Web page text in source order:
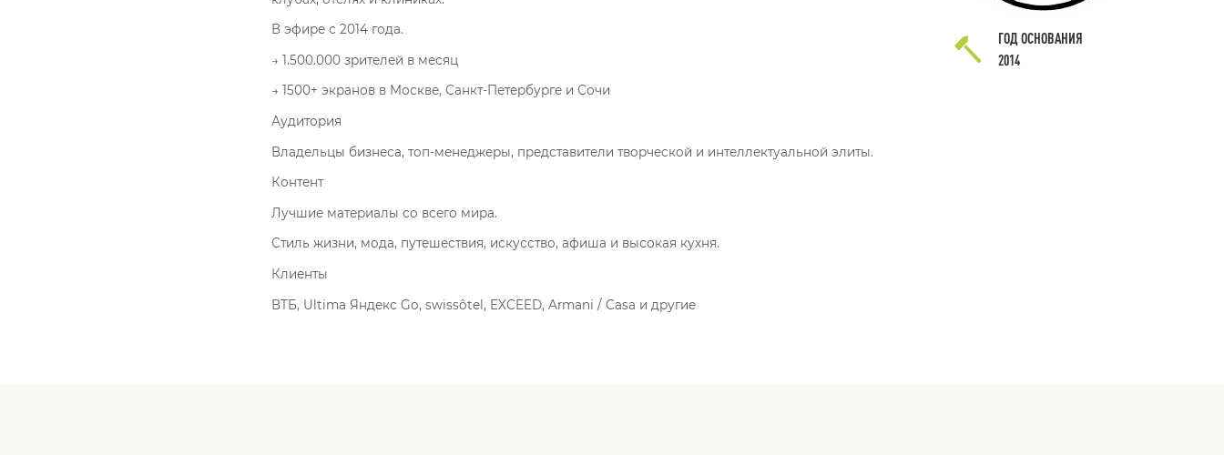
В эфире с 2014 года.
→ 1.500.000 зрителей в месяц
→ 1500+ экранов в Москве, Санкт-Петербурге и Сочи
Аудитория
Владельцы бизнеса, топ-менеджеры, представители творческой и интеллектуальной элиты.
Контент
Лучшие материалы со всего мира.
Стиль жизни, мода, путешествия, искусство, афиша и высокая кухня.
Клиенты
ВТБ, Ultima Яндекс Go, swissôtel, EXCEED, Armani / Casa и другие
ГОД ОСНОВАНИЯ
2014